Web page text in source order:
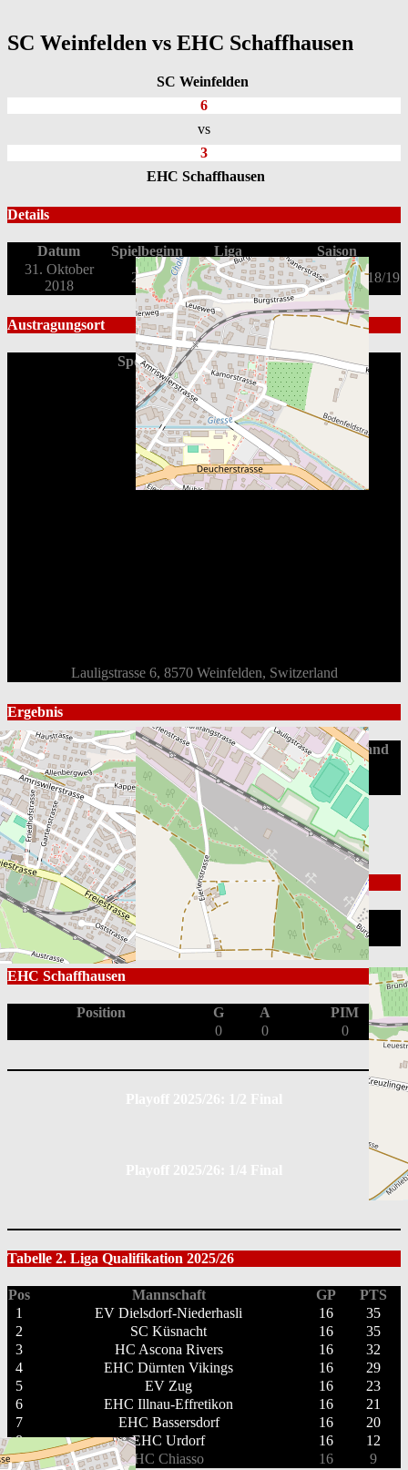
SC Weinfelden vs EHC Schaffhausen
SC Weinfelden
6
vs
3
EHC Schaffhausen
Details
Datum Spielbeginn Liga
Saison
31. Oktober
2018
20:00
2. Liga OST
Qualifikation 2018/19
Austragungsort
Sportanlage Güttingersreuti
Lauligstrasse 6, 8570 Weinfelden, Switzerland
Ergebnis
Mannschaft Gesamt 1st 2nd 3rd
Endstand
SC Weinfelden
6 2 1
3
EHC Schaffhausen
3 1
Box Score
SC Weinfelden
Position
PIM
0
0
EHC Schaffhausen
Position G A
PIM
0
0 0
Tabelle 2. Liga Qualifikation 2025/26
Pos Mannschaft GP
PTS
1
EV Dielsdorf-Niederhasli 16
35
2
SC Küsnacht 16
35
3
HC Ascona Rivers 16
32
4
EHC Dürnten Vikings 16
29
5
EV Zug 16
23
6
EHC Illnau-Effretikon 16
21
7
EHC Bassersdorf 16
20
8
EHC Urdorf 16
12
9
HC Chiasso 16
9